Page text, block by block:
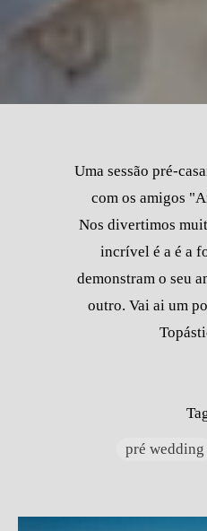
Uma sessão pré-
com os amigos
Nos divertimos
incrível é a é a
demonstram o seu
outro. Vai ai um
pré wedding